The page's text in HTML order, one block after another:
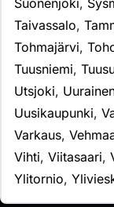
Taivassalo,
Tohmajärvi,
Tuusniemi,
Utsjoki,
Uusikaupunki,
Varkaus,
Vihti, Viitasaari,
Ylitornio,